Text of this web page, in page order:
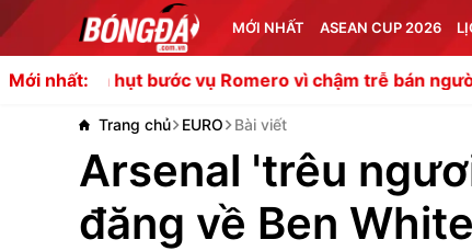
MỚI NHẤT ASEAN CUP 2026
Mới nhất:
bước vụ Romero vì chậm trễ bán người Cơ hội vàng
Trang chủ EURO Bài viết
Arsenal 'trêu
đăng về Ben White